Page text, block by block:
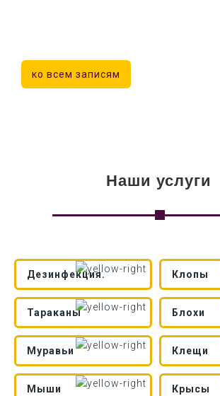
ко всем записям
Наши услуги
Дезинфекция. Клопы
Тараканы Блохи
Муравьи Клещи
Мыши Крысы